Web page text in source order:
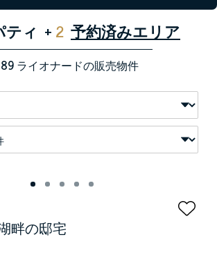
ティ + 2 予約済みエリア
ライオナードの販売物件
畔の邸宅